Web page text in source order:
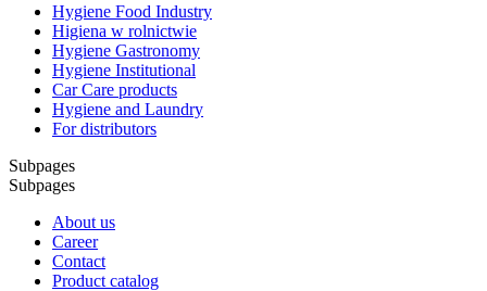
Hygiene Food Industry
Higiena w rolnictwie
Hygiene Gastronomy
Hygiene Institutional
Car Care products
Hygiene and Laundry
For distributors
Subpages
Subpages
About us
Career
Contact
Product catalog